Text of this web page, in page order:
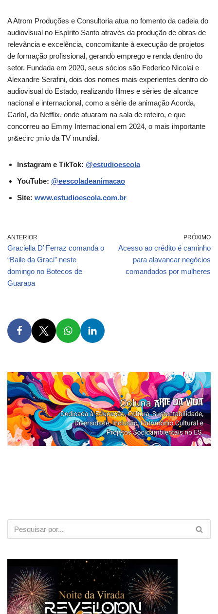
A Atrom Produções e Consultoria atua no fomento da cadeia do
audiovisual no Espírito Santo através da produção de obras de
relevância e excelência, concomitante à execução de projetos
de formação profissional, gerando emprego e renda dentro do
setor. Fundada em 2020, seus sócios são Federico Nicolai e
Alexandre Serafini, dois dos nomes mais experientes dentro do
audiovisual do Estado, realizando filmes e séries de alcance
nacional e internacional, como a série de animação Acorda,
Carlo!, da Netflix, onde atuaram na sala de roteiro, e que
concorreu ao Emmy Internacional em 2024, o mais importante
pr&ecirc ;mio da TV mundial.
Instagram e TikTok: @estudioescola
YouTube: @eescoladeanimacao
Site: www.estudioescola.com.br
ANTERIOR
Graciella D’ Ferraz comanda o
“Baile da Graci” neste
domingo no Botecos de
Guarapa
PRÓXIMO
Acesso ao crédito é caminho
para alavancar negócios
comandados por mulheres